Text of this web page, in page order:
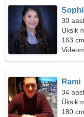
30
Üksik
163
Rami
34
Üksik
180